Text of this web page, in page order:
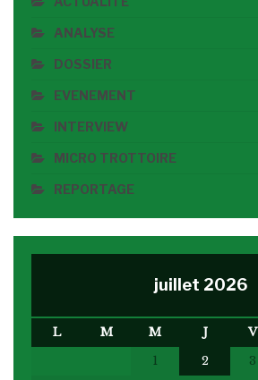
ANALYSE
DOSSIER
EVENEMENT
INTERVIEW
MICRO TROTTOIRE
REPORTAGE
juillet 2026
L M M J V
1
2 3